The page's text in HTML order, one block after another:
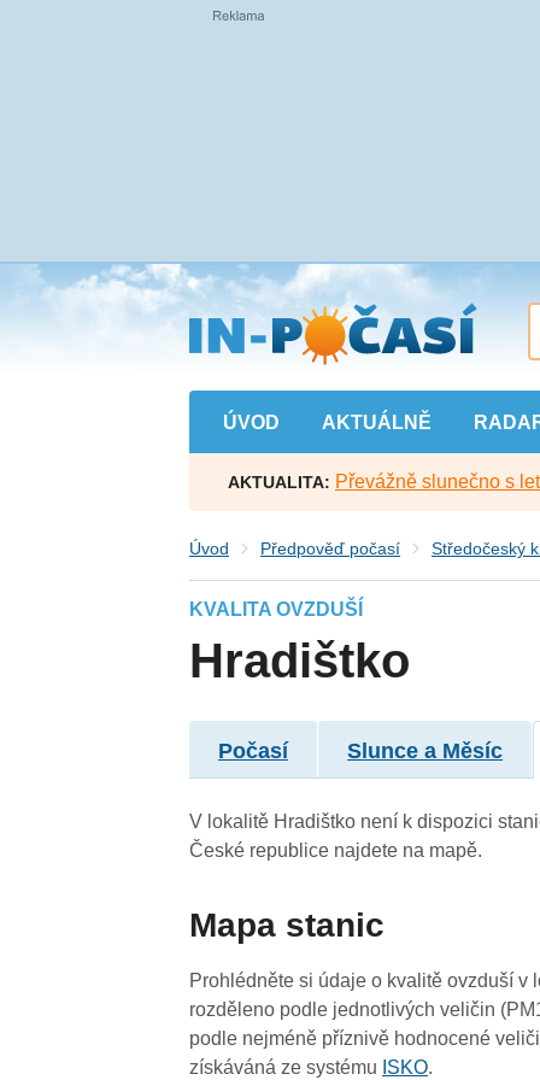
Přejít
na
hlavní
obsah
ÚVOD AKTUÁLNĚ
AKTUALITA: Převážně slunečno s
Úvod Předpověď počasí Středočeský
KVALITA OVZDUŠÍ
Hradištko
Počasí Slunce a Měsíc
V lokalitě Hradištko není k dispozici
České republice najdete na mapě.
Mapa stanic
Prohlédněte si údaje o kvalitě ovzduší
rozděleno podle jednotlivých veličin
podle nejméně příznivě hodnocené
získáváná ze systému ISKO.
4 3
4
4
3
3